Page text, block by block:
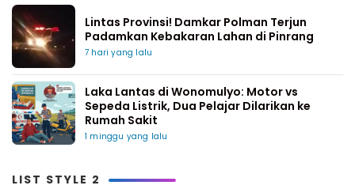
Lintas Provinsi! Damkar Polman Terjun
Padamkan Kebakaran Lahan di Pinrang
7 hari yang lalu
Laka Lantas di Wonomulyo: Motor vs
Sepeda Listrik, Dua Pelajar Dilarikan ke
Rumah Sakit
1 minggu yang lalu
LIST STYLE 2